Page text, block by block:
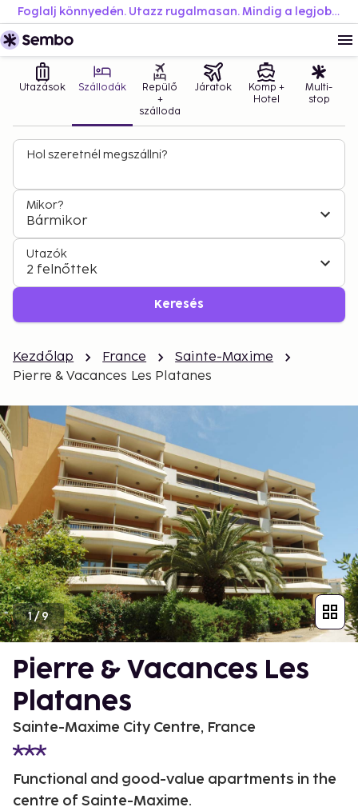
Foglalj könnyedén. Utazz rugalmasan. Mindig a legjobb áron.
Utazások Szállodák
Repülő
+
szálloda
Járatok
Komp +
Hotel
Multi-
stop
Hol szeretnél megszállni?
Mikor?
Bármikor
Utazók
2 felnőttek
Keresés
Kezdőlap France
Sainte-Maxime
Pierre & Vacances Les Platanes
1/9
Pierre & Vacances Les
Platanes
Sainte-Maxime City Centre, France
Functional and good-value apartments in the
centre of Sainte-Maxime.